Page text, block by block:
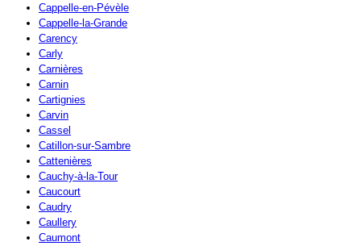
Cappelle-en-Pévèle
Cappelle-la-Grande
Carency
Carly
Carnières
Carnin
Cartignies
Carvin
Cassel
Catillon-sur-Sambre
Cattenières
Cauchy-à-la-Tour
Caucourt
Caudry
Caullery
Caumont